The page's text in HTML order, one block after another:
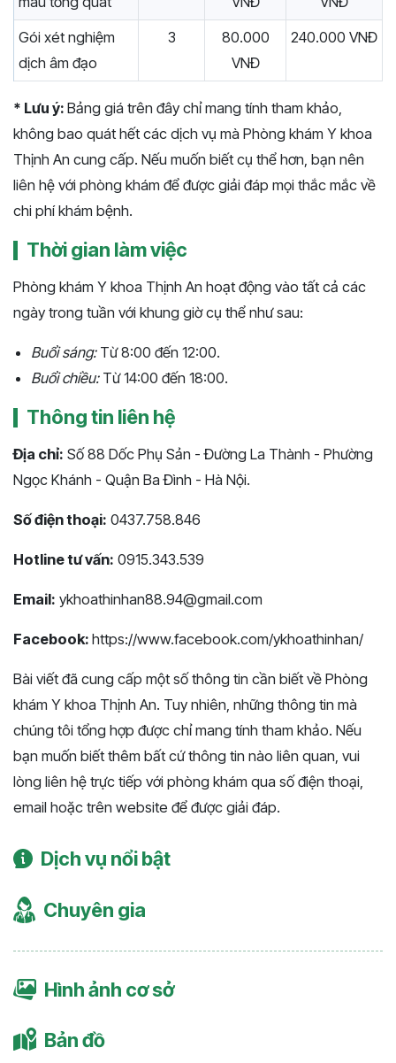
Gói xét nghiệm
dịch âm đạo
3
80.000
VNĐ
240.000 VNĐ
* Lưu ý: Bảng giá trên đây chỉ mang tính tham khảo,
không bao quát hết các dịch vụ mà Phòng khám Y khoa
Thịnh An cung cấp. Nếu muốn biết cụ thể hơn, bạn nên
liên hệ với phòng khám để được giải đáp mọi thắc mắc về
chi phí khám bệnh.
Thời gian làm việc
Phòng khám Y khoa Thịnh An hoạt động vào tất cả các
ngày trong tuần với khung giờ cụ thể như sau:
Buổi sáng:Từ 8:00 đến 12:00.
Buổi chiều:Từ 14:00 đến 18:00.
Thông tin liên hệ
Địa chỉ: Số 88 Dốc Phụ Sản - Đường La Thành - Phường
Ngọc Khánh - Quận Ba Đình - Hà Nội.
Số điện thoại: 0437.758.846
Hotline tư vấn: 0915.343.539
Email: ykhoathinhan88.94@gmail.com
Facebook: https://www.facebook.com/ykhoathinhan/
Bài viết đã cung cấp một số thông tin cần biết về Phòng
khám Y khoa Thịnh An. Tuy nhiên, những thông tin mà
chúng tôi tổng hợp được chỉ mang tính tham khảo. Nếu
bạn muốn biết thêm bất cứ thông tin nào liên quan, vui
lòng liên hệ trực tiếp với phòng khám qua số điện thoại,
email hoặc trên website để được giải đáp.
Dịch vụ nổi bật
Chuyên gia
Hình ảnh cơ sở
Bản đồ